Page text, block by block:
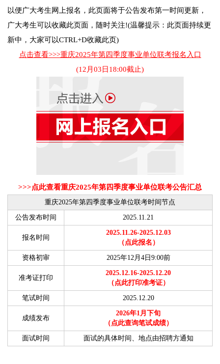
以便广大考生网上报名，此页面将于公告发布第一时间更新，
广大考生可以收藏此页面，随时关注!(温馨提示：此页面持续更
新中，大家可以CTRL+D收藏此页)
点击查看>>>重庆2025年第四季度事业单位联考报名入口
(12月03日18:00截止)
>>>点此查看重庆2025年第四季度事业单位联考公告汇总
重庆2025年第四季度事业单位联考时间节点
公告发布时间 2025.11.21
报名时间
2025.11.26-2025.12.03
（点此报名）
资格初审 2025年12月4日9:00前
准考证打印
2025.12.16-2025.12.20
（点此打印准考证）
笔试时间 2025.12.20
成绩发布
2026年1月下旬
（点此查询笔试成绩）
面试时间 面试的具体时间、地点由招聘方通知